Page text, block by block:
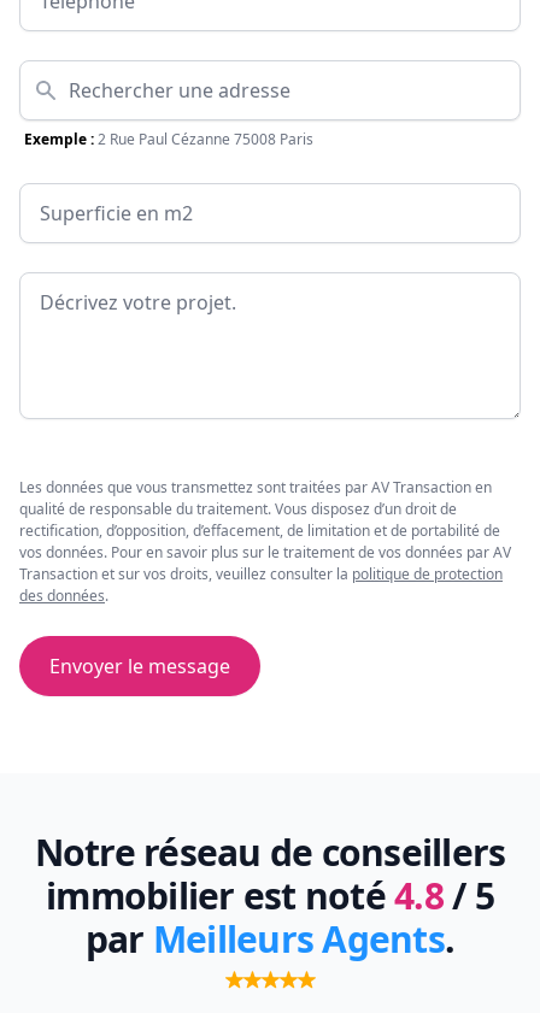
Adresse
Exemple :2 Rue Paul Cézanne 75008 Paris
Surface
Message
Les données que vous transmettez sont traitées par AV Transaction en
qualité de responsable du traitement. Vous disposez d’un droit de
rectification, d’opposition, d’effacement, de limitation et de portabilité de
vos données. Pour en savoir plus sur le traitement de vos données par AV
Transaction et sur vos droits, veuillez consulter la politique de protection
des données.
Envoyer le message
Notre réseau de conseillers
immobilier est noté4.8/ 5
par Meilleurs Agents.